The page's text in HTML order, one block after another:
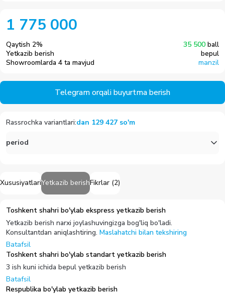
XususiyatlariYetkazib berishFikrlar (2)
Toshkent shahri bo'ylab ekspress yetkazib berish
Yetkazib berish narxi joylashuvingizga bog'liq bo'ladi.
Konsultantdan aniqlashtiring. Maslahatchi bilan tekshiring
Batafsil
Toshkent shahri bo'ylab standart yetkazib berish
3 ish kuni ichida bepul yetkazib berish
Batafsil
Respublika bo'ylab yetkazib berish
1 775 000
Qaytish 2% 35 500 ball
Yetkazib berish
bepul
Showroomlarda 4 ta mavjud
manzil
Telegram orqali buyurtma berish
Rassrochka variantlari:dan 129 427 so'm
period